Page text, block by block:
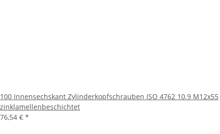
100 Innensechskant Zylinderkopfschrauben ISO 4762 10.9 M12x55
zinklamellenbeschichtet
76,54 € *